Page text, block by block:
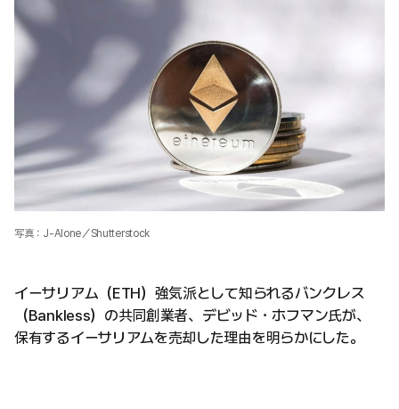
写真：J-Alone／Shutterstock
イーサリアム（ETH）強気派として知られるバンクレス
（Bankless）の共同創業者、デビッド・ホフマン氏が、
保有するイーサリアムを売却した理由を明らかにした。